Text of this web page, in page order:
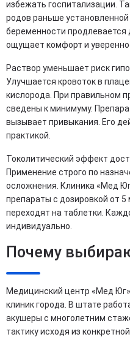
избежать госпитализации.
родов раньше
беременности
ощущает комфорт и
Раствор уменьшает риск
Улучшается кровоток в
кислорода. При правильном
сведены к минимуму.
вызывает привыкания. Его
практикой.
Токолитический эффект
Применение строго по
осложнения. Клиника «Мед
препараты с дозировкой от
переходят на таблетки.
индивидуально.
Почему
Медицинский центр «Мед
клиник города. В штате
акушеры с многолетним
тактику исходя из